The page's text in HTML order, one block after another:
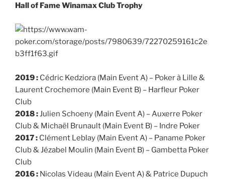
Hall of Fame Winamax Club Trophy
2019 : Cédric Kedziora (Main Event A) – Poker à Lille &
Laurent Crochemore (Main Event B) – Harfleur Poker
Club
2018 :Julien Schoeny (Main Event A) – Auxerre Poker
Club & Michaël Brunault (Main Event B) – Indre Poker
2017 : Clément Leblay (Main Event A) – Paname Poker
Club & Jézabel Moulin (Main Event B) – Gambetta Poker
Club
2016 : Nicolas Videau (Main Event A) & Patrice Dupuch